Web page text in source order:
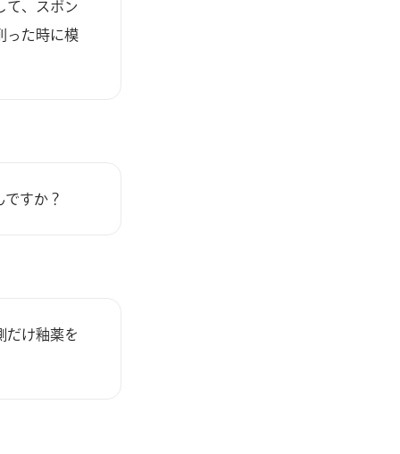
て、スポン
った時に模
すか？
だけ釉薬を